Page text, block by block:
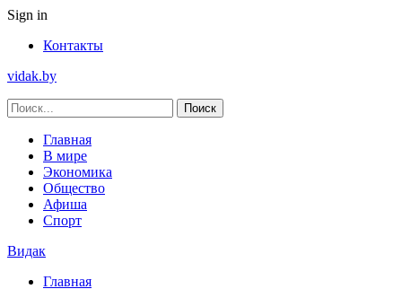
Sign in
Контакты
vidak.by
Главная
В мире
Экономика
Общество
Афиша
Спорт
Видак
Главная